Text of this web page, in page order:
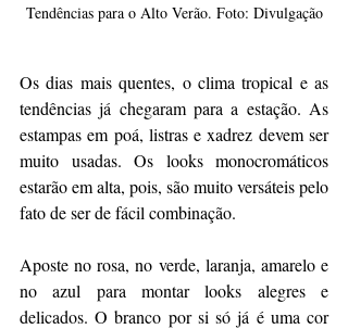
Tendências para o Alto Verão. Foto: Divulgação
Os dias mais quentes, o clima tropical e as
tendências já chegaram para a estação. As
estampas em poá, listras e xadrez devem ser
muito usadas. Os looks monocromáticos
estarão em alta, pois, são muito versáteis pelo
fato de ser de fácil combinação.
Aposte no rosa, no verde, laranja, amarelo e
no azul para montar looks alegres e
delicados. O branco por si só já é uma cor